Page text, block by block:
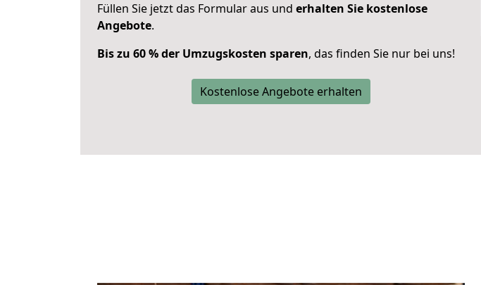
Füllen Sie jetzt das Formular aus und erhalten Sie kostenlose
Angebote.
Bis zu 60 % der Umzugskosten sparen, das finden Sie nur bei uns!
Kostenlose Angebote erhalten